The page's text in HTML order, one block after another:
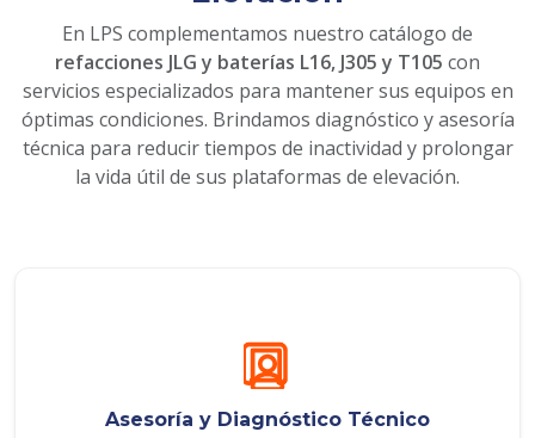
En LPS complementamos nuestro catálogo de
refacciones JLG y baterías L16, J305 y T105 con
servicios especializados para mantener sus equipos en
óptimas condiciones. Brindamos diagnóstico y asesoría
técnica para reducir tiempos de inactividad y prolongar
la vida útil de sus plataformas de elevación.
Asesoría y Diagnóstico Técnico